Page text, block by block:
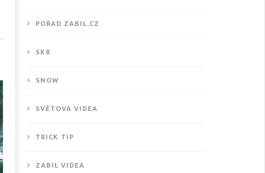
motivační video od
POŘAD ZABIL.CZ
SK8
SNOW
SVĚTOVÁ VIDEA
TRICK TIP
ZABIL VIDEA